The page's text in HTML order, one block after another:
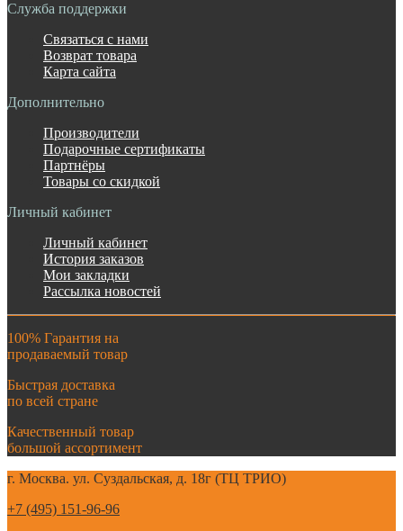
Служба поддержки
Связаться с нами
Возврат товара
Карта сайта
Дополнительно
Производители
Подарочные сертификаты
Партнёры
Товары со скидкой
Личный кабинет
Личный кабинет
История заказов
Мои закладки
Рассылка новостей
100% Гарантия на
продаваемый товар
Быстрая доставка
по всей стране
Качественный товар
большой ассортимент
г. Москва. ул. Суздальская, д. 18г (ТЦ ТРИО)
+7 (495) 151-96-96